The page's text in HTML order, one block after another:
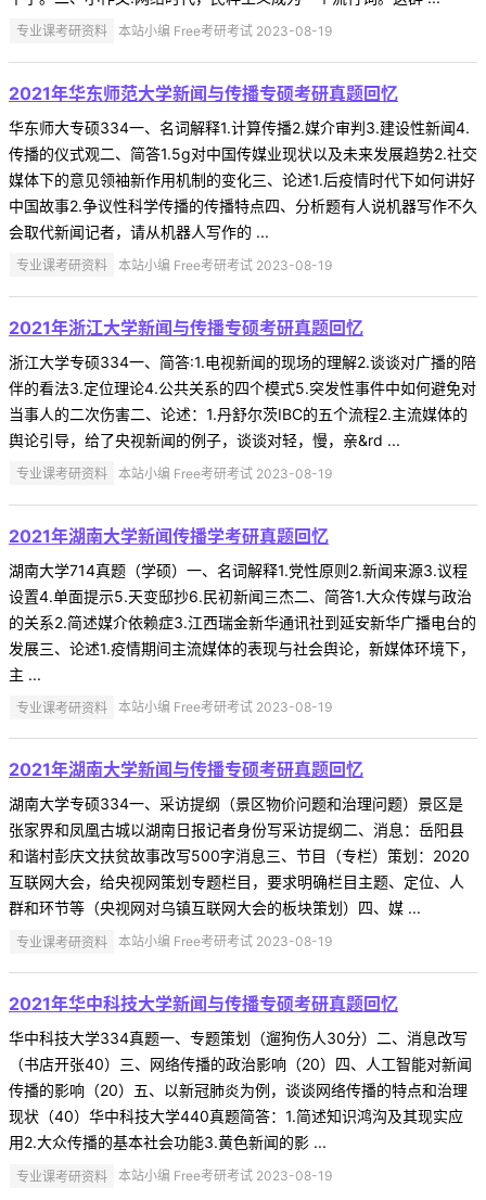
专业课考研资料 本站小编 Free考研考试 2023-08-19
2021年华东师范大学新闻与传播专硕考研真题回忆
华东师大专硕334一、名词解释1.计算传播2.媒介审判3.建设性新闻4.
传播的仪式观二、简答1.5g对中国传媒业现状以及未来发展趋势2.社交
媒体下的意见领袖新作用机制的变化三、论述1.后疫情时代下如何讲好
中国故事2.争议性科学传播的传播特点四、分析题有人说机器写作不久
会取代新闻记者，请从机器人写作的 ...
专业课考研资料 本站小编 Free考研考试 2023-08-19
2021年浙江大学新闻与传播专硕考研真题回忆
浙江大学专硕334一、简答:1.电视新闻的现场的理解2.谈谈对广播的陪
伴的看法3.定位理论4.公共关系的四个模式5.突发性事件中如何避免对
当事人的二次伤害二、论述：1.丹舒尔茨IBC的五个流程2.主流媒体的
舆论引导，给了央视新闻的例子，谈谈对轻，慢，亲&rd ...
专业课考研资料 本站小编 Free考研考试 2023-08-19
2021年湖南大学新闻传播学考研真题回忆
湖南大学714真题（学硕）一、名词解释1.党性原则2.新闻来源3.议程
设置4.单面提示5.天变邸抄6.民初新闻三杰二、简答1.大众传媒与政治
的关系2.简述媒介依赖症3.江西瑞金新华通讯社到延安新华广播电台的
发展三、论述1.疫情期间主流媒体的表现与社会舆论，新媒体环境下，
主 ...
专业课考研资料 本站小编 Free考研考试 2023-08-19
2021年湖南大学新闻与传播专硕考研真题回忆
湖南大学专硕334一、采访提纲（景区物价问题和治理问题）景区是
张家界和凤凰古城以湖南日报记者身份写采访提纲二、消息：岳阳县
和谐村彭庆文扶贫故事改写500字消息三、节目（专栏）策划：2020
互联网大会，给央视网策划专题栏目，要求明确栏目主题、定位、人
群和环节等（央视网对乌镇互联网大会的板块策划）四、媒 ...
专业课考研资料 本站小编 Free考研考试 2023-08-19
2021年华中科技大学新闻与传播专硕考研真题回忆
华中科技大学334真题一、专题策划（遛狗伤人30分）二、消息改写
（书店开张40）三、网络传播的政治影响（20）四、人工智能对新闻
传播的影响（20）五、以新冠肺炎为例，谈谈网络传播的特点和治理
现状（40）华中科技大学440真题简答：1.简述知识鸿沟及其现实应
用2.大众传播的基本社会功能3.黄色新闻的影 ...
专业课考研资料 本站小编 Free考研考试 2023-08-19